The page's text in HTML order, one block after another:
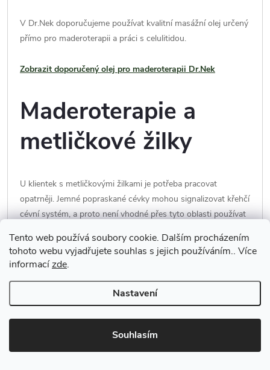
Tento web používá soubory cookie. Dalším procházením
tohoto webu vyjadřujete souhlas s jejich používáním.. Více
informacízde.
Nastavení
Souhlasím
V Dr.Nek doporučujeme používat kvalitní masážní olej určený
přímo pro maderoterapii a práci s celulitidou.
Zobrazit doporučený olej pro maderoterapii Dr.Nek
Maderoterapie a
metličkové žilky
U klientek s metličkovými žilkami je potřeba pracovat
opatrněji. Jemné popraskané cévky mohou signalizovat křehčí
cévní systém, a proto není vhodné přes tyto oblasti používat
Pokud má klientka výrazné metličkové žilky, citlivé cévy nebo
začátkem procedury. V některých případech je vhodnější
zvolit jemnější lymfatickou masáž nebo danou oblast při
maderoterapii vynechat.
Jak poznat rozdíl